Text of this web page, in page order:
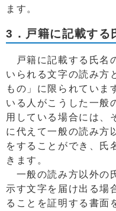
ます。
3．戸籍に記載する
戸籍に記載する氏名
いられる文字の読み方
もの」に限られていま
いる人がこうした一般
用している場合には、
に代えて一般の読み方
をすることができ、氏
きます。
一般の読み方以外の
示す文字を届け出る場
ることを証明する書面